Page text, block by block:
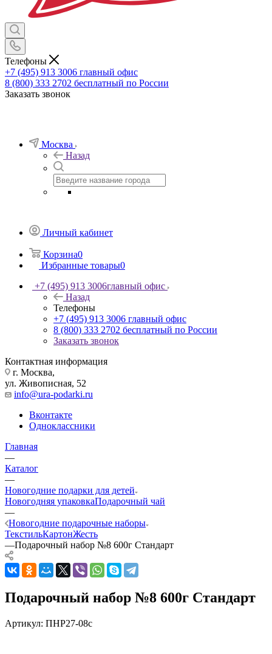
Телефоны
+7 (495) 913 3006 главный офис
8 (800) 333 2702 бесплатный по России
Заказать звонок
Москва
Назад
Личный кабинет
Корзина0
Избранные товары0
+7 (495) 913 3006главный офис
Назад
Телефоны
+7 (495) 913 3006 главный офис
8 (800) 333 2702 бесплатный по России
Заказать звонок
Контактная информация
г. Москва,
ул. Живописная, 52
info@ura-podarki.ru
Вконтакте
Одноклассники
Главная
—
Каталог
—
Новогодние подарки для детей
Новогодняя упаковкаПодарочный чай
—
Новогодние подарочные наборы
ТекстильКартонЖесть
—Подарочный набор №8 600г Стандарт
Подарочный набор №8 600г Стандарт
Артикул: ПНР27-08с